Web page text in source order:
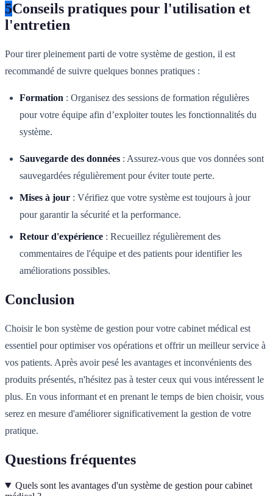
5Conseils pratiques pour l'utilisation et
l'entretien
Pour tirer pleinement parti de votre système de gestion, il est
recommandé de suivre quelques bonnes pratiques :
Formation : Organisez des sessions de formation régulières
pour votre équipe afin d’exploiter toutes les fonctionnalités du
système.
Sauvegarde des données : Assurez-vous que vos données sont
sauvegardées régulièrement pour éviter toute perte.
Mises à jour : Vérifiez que votre système est toujours à jour
pour garantir la sécurité et la performance.
Retour d'expérience : Recueillez régulièrement des
commentaires de l'équipe et des patients pour identifier les
améliorations possibles.
Conclusion
Choisir le bon système de gestion pour votre cabinet médical est
essentiel pour optimiser vos opérations et offrir un meilleur service à
vos patients. Après avoir pesé les avantages et inconvénients des
produits présentés, n'hésitez pas à tester ceux qui vous intéressent le
plus. En vous informant et en prenant le temps de bien choisir, vous
serez en mesure d'améliorer significativement la gestion de votre
pratique.
Questions fréquentes
Quels sont les avantages d'un système de gestion pour cabinet